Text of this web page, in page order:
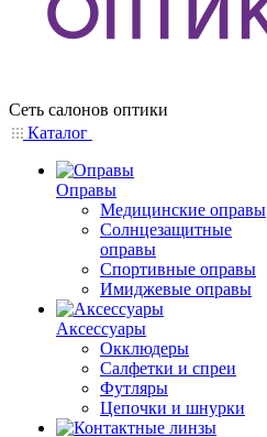
Сеть салонов оптики
Каталог
Оправы
Медицинские оправы
Солнцезащитные
оправы
Спортивные оправы
Имиджевые оправы
Аксессуары
Окклюдеры
Салфетки и спреи
Футляры
Цепочки и шнурки